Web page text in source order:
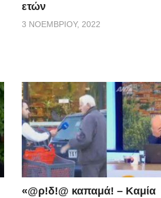
ετών
3 ΝΟΕΜΒΡΊΟΥ, 2022
«@ρ!δ!@ καπαμά! – Καμία